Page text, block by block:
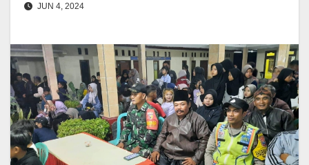
JUN 4, 2024